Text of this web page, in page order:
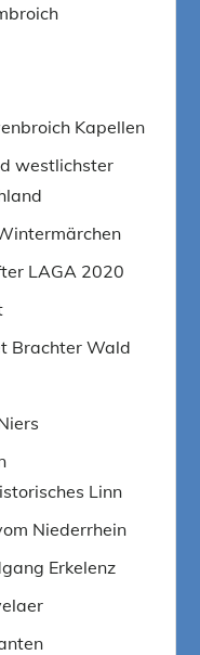
Kapellen
westlichster
LAGA 2020
Brachter Wald
Linn
Niederrhein
Erkelenz